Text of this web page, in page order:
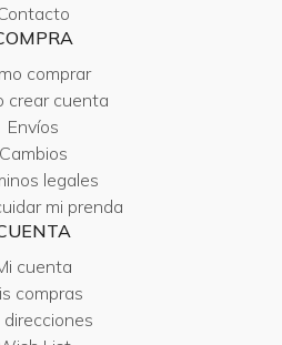
comprar
crear cuenta
Envíos
Cambios
legales
mi prenda
cuenta
compras
direcciones